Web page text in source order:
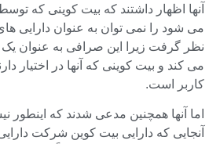
آنها اظهار داشتند که بیت کوینی که
می شود را نمی توان به عنوان دارایی
نظر گرفت زیرا این صرافی به عنوان یک
می کند و بیت کوینی که آنها در اختیار
کاربر است.
اما آنها همچنین مدعی شدند که اینطور
آنجایی که دارایی بیت کوین شرکت